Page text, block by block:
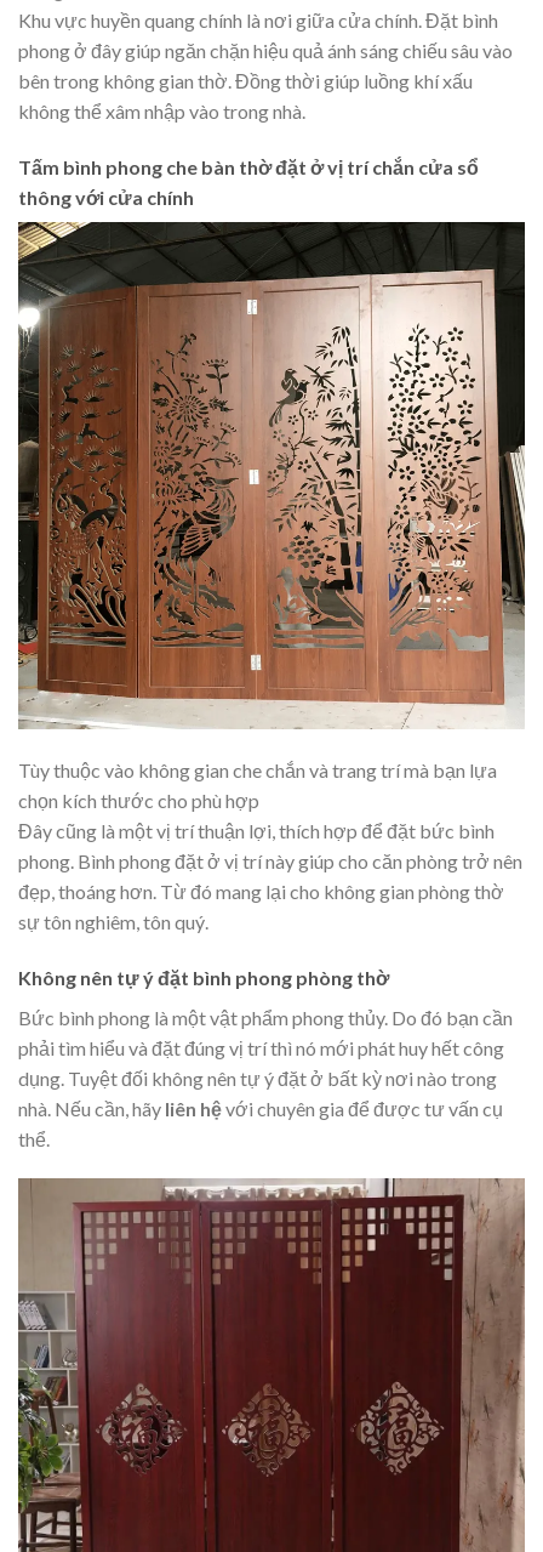
Khu vực huyền quang chính là nơi giữa cửa chính. Đặt bình
phong ở đây giúp ngăn chặn hiệu quả ánh sáng chiếu sâu vào
bên trong không gian thờ. Đồng thời giúp luồng khí xấu
không thể xâm nhập vào trong nhà.
Tấm bình phong che bàn thờ đặt ở vị trí chắn cửa sổ
thông với cửa chính
Tùy thuộc vào không gian che chắn và trang trí mà bạn lựa
chọn kích thước cho phù hợp
Đây cũng là một vị trí thuận lợi, thích hợp để đặt bức bình
phong. Bình phong đặt ở vị trí này giúp cho căn phòng trở nên
đẹp, thoáng hơn. Từ đó mang lại cho không gian phòng thờ
sự tôn nghiêm, tôn quý.
Không nên tự ý đặt bình phong phòng thờ
Bức bình phong là một vật phẩm phong thủy. Do đó bạn cần
phải tìm hiểu và đặt đúng vị trí thì nó mới phát huy hết công
dụng. Tuyệt đối không nên tự ý đặt ở bất kỳ nơi nào trong
nhà. Nếu cần, hãy liên hệvới chuyên gia để được tư vấn cụ
thể.